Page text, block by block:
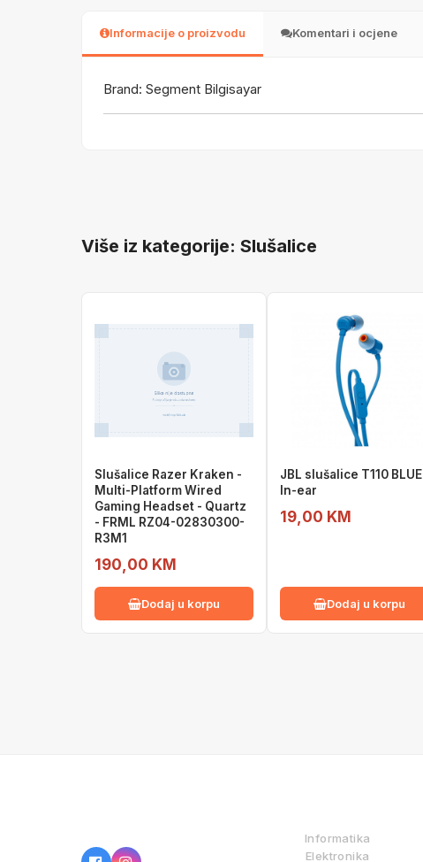
Informacije o proizvodu Komentari i ocjene
Brand: Segment Bilgisayar
Više iz kategorije: Slušalice
Slušalice Razer Kraken -
Multi-Platform Wired
Gaming Headset - Quartz
- FRML RZ04-02830300-
R3M1
190,00 KM
Dodaj u korpu
JBL slušalice T110 BLUE
In-ear
19,00 KM
Dodaj u korpu
Informatika
Elektronika